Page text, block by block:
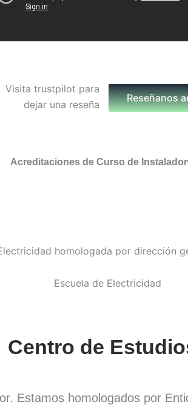
Reseñanos
Acreditaciones de Curso de
Centro de
Estamos homologados por